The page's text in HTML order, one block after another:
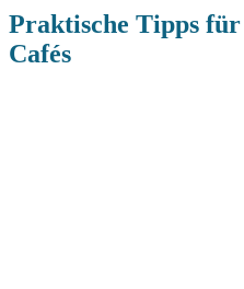
Praktische Tipps
Cafés